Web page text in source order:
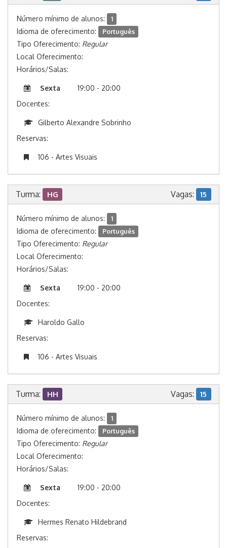
Número mínimo de alunos: 1
Idioma de oferecimento: Português
Tipo Oferecimento: Regular
Local Oferecimento:
Horários/Salas:
Sexta
19:00 - 20:00
Docentes:
Gilberto Alexandre Sobrinho
Reservas:
106 - Artes Visuais
Turma: HG Vagas: 15
Número mínimo de alunos: 1
Idioma de oferecimento: Português
Tipo Oferecimento: Regular
Local Oferecimento:
Horários/Salas:
Sexta
19:00 - 20:00
Docentes:
Haroldo Gallo
Reservas:
106 - Artes Visuais
Turma: HH Vagas: 15
Número mínimo de alunos: 1
Idioma de oferecimento: Português
Tipo Oferecimento: Regular
Local Oferecimento:
Horários/Salas:
Sexta
19:00 - 20:00
Docentes:
Hermes Renato Hildebrand
Reservas: